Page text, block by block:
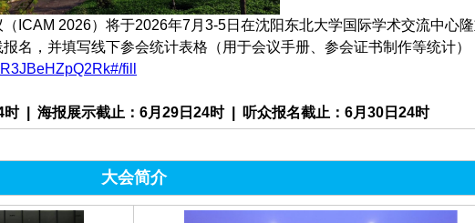
ICAM 2026）将于2026年7月3-5日在沈阳东北大学国际学术交流中心
名，并填写线下参会统计表格（用于会议手册、参会证书制作等统计）
fill
报展示截止：6月29日24时 | 听众报名截止：6月30日24时
大会简介